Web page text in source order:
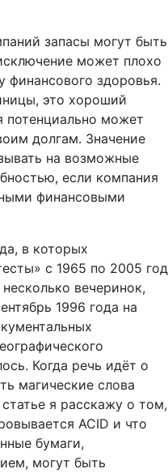
запасы могут быть
может плохо
финансового здоровья.
это хороший
потенциально может
долгам. Значение
на возможные
если компания
финансовыми
в которых
с 1965 по 2005
вечеринок,
1996 года на
Когда речь идёт о
магические слова
я расскажу о том,
ACID и что
бумаги,
могут быть